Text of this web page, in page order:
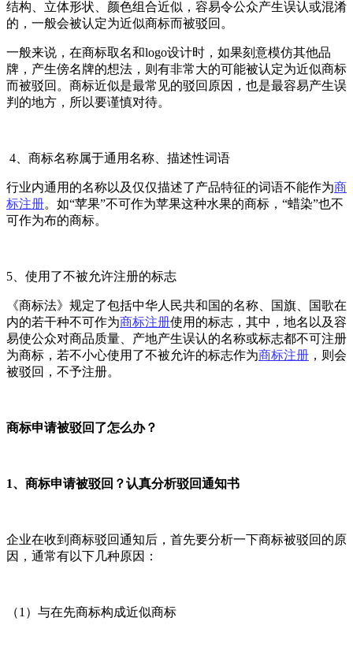
结构、立体形状、颜色组合近似，容易令公众产生误认或混淆
的，一般会被认定为近似商标而被驳回。
一般来说，在商标取名和logo设计时，如果刻意模仿其他品
牌，产生傍名牌的想法，则有非常大的可能被认定为近似商标
而被驳回。商标近似是最常见的驳回原因，也是最容易产生误
判的地方，所以要谨慎对待。
4、商标名称属于通用名称、描述性词语
行业内通用的名称以及仅仅描述了产品特征的词语不能作为商
标注册。如“苹果”不可作为苹果这种水果的商标，“蜡染”也不
可作为布的商标。
5、使用了不被允许注册的标志
《商标法》规定了包括中华人民共和国的名称、国旗、国歌在
内的若干种不可作为商标注册使用的标志，其中，地名以及容
易使公众对商品质量、产地产生误认的名称或标志都不可注册
为商标，若不小心使用了不被允许的标志作为商标注册 ，则会
被驳回，不予注册。
商标申请被驳回了怎么办？
1、商标申请被驳回？认真分析驳回通知书
企业在收到商标驳回通知后，首先要分析一下商标被驳回的原
因，通常有以下几种原因：
（1）与在先商标构成近似商标